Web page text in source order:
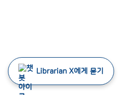
Librarian X에게 묻기